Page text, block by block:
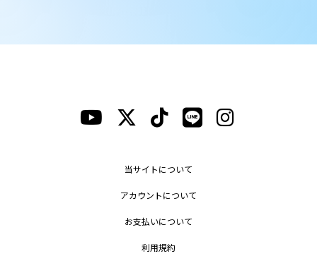
当サイトについて
アカウントについて
お支払いについて
利用規約